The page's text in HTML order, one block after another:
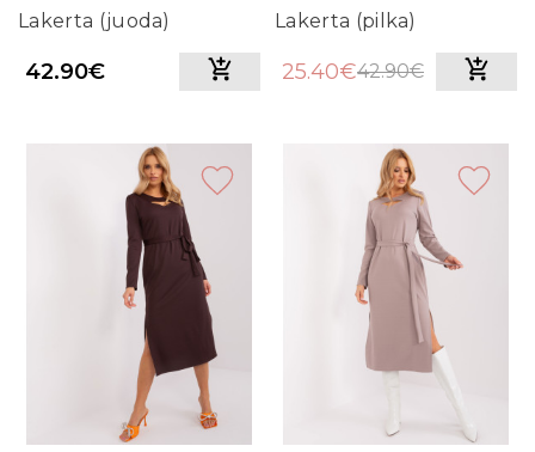
Lakerta (juoda)
42.90€
Lakerta (pilka)
25.40€42.90€